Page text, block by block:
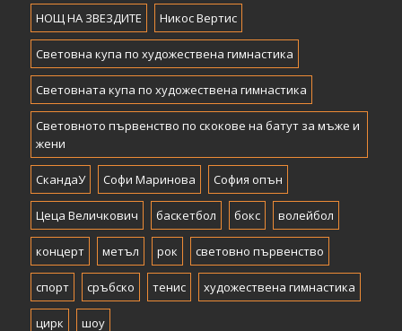
НОЩ НА ЗВЕЗДИТЕ Никос Вертис
Световна купа по художествена гимнастика
Световната купа по художествена гимнастика
Световното първенство по скокове на батут за мъже и
жени
СкандаУ Софи Маринова София опън
Цеца Величкович баскетбол бокс волейбол
концерт метъл рок световно първенство
спорт сръбско тенис художествена гимнастика
цирк шоу